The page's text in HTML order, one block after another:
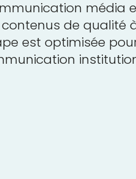
média
de qualité
est optimisée